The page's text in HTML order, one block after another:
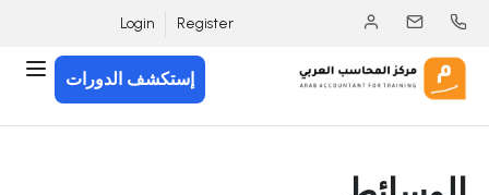
Register
Login
إستكشف الدورات